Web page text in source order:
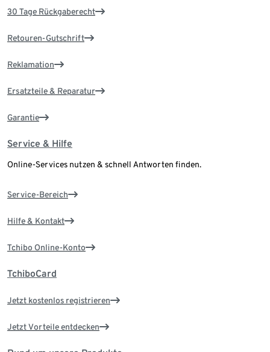
30 Tage Rückgaberecht
Retouren-Gutschrift
Reklamation
Ersatzteile & Reparatur
Garantie
Service & Hilfe
Online-Services nutzen & schnell Antworten finden.
Service-Bereich
Hilfe & Kontakt
Tchibo Online-Konto
TchiboCard
Jetzt kostenlos registrieren
Jetzt Vorteile entdecken